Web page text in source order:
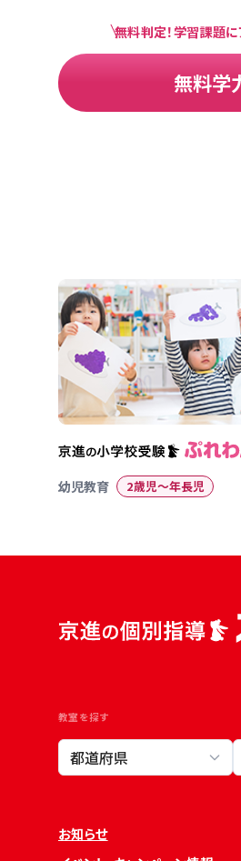
無料判定！学習課題
無料学
幼児教育 2歳児〜年長児
教室を探す
お知らせ